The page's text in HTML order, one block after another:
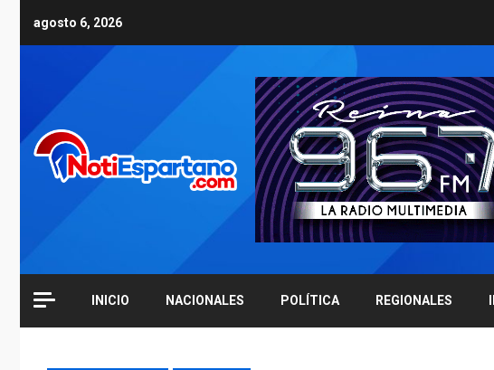
agosto 6, 2026
INICIO NACIONALES POLÍTICA REGIONALES